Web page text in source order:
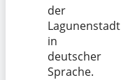
der
Lagunenstadt
in
deutscher
Sprache.